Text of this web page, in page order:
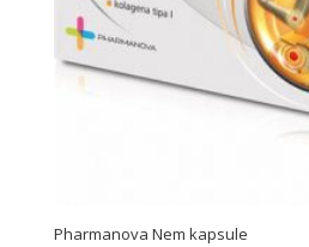
Pharmanova Nem kapsule